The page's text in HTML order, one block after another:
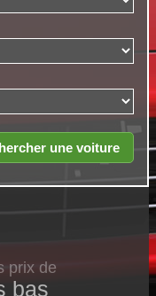
prix de
bas